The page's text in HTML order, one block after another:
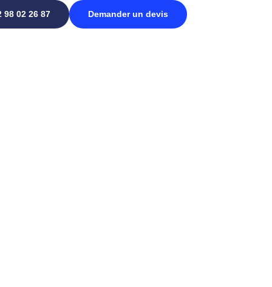
98 02 26 87 Demander un devis